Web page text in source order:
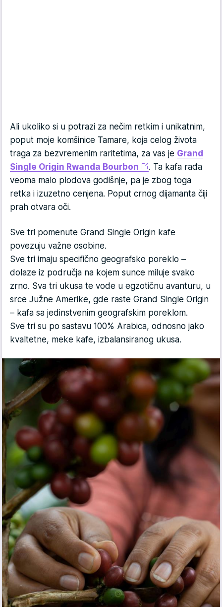
Ali ukoliko si u potrazi za nečim retkim i unikatnim,
poput moje komšinice Tamare, koja celog života
traga za bezvremenim raritetima, za vas je Grand
Single Origin Rwanda Bourbon
. Ta kafa rađa
veoma malo plodova godišnje, pa je zbog toga
retka i izuzetno cenjena. Poput crnog dijamanta čiji
prah otvara oči.
Sve tri pomenute Grand Single Origin kafe
povezuju važne osobine.
Sve tri imaju specifično geografsko poreklo –
dolaze iz područja na kojem sunce miluje svako
zrno. Sva tri ukusa te vode u egzotičnu avanturu, u
srce Južne Amerike, gde raste Grand Single Origin
– kafa sa jedinstvenim geografskim poreklom.
Sve tri su po sastavu 100% Arabica, odnosno jako
kvaltetne, meke kafe, izbalansiranog ukusa.